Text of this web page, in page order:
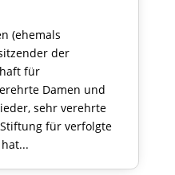
(ehemals
der
für
Damen und
sehr verehrte
für verfolgte